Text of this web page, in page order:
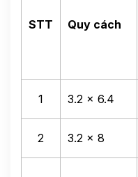
STT Quy cách
1 3.2 x 6.4
2 3.2 x 8